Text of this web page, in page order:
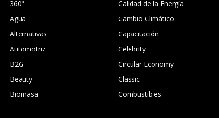
360°
Agua
Alternativas
Automotriz
B2G
Beauty
Biomasa
Calidad de la Energía
Cambio Climático
Capacitación
Celebrity
Circular Economy
Classic
Combustibles